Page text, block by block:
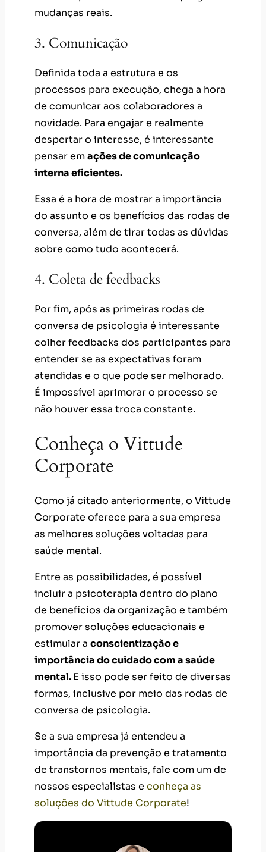
mudanças reais.
3. Comunicação
Definida toda a estrutura e os
processos para execução, chega a hora
de comunicar aos colaboradores a
novidade. Para engajar e realmente
despertar o interesse, é interessante
pensar emações de comunicação
interna eficientes.
Essa é a hora de mostrar a importância
do assunto e os benefícios das rodas de
conversa, além de tirar todas as dúvidas
sobre como tudo acontecerá.
4. Coleta de feedbacks
Por fim, após as primeiras rodas de
conversa de psicologia é interessante
colher feedbacks dos participantes para
entender se as expectativas foram
atendidas e o que pode ser melhorado.
É impossível aprimorar o processo se
não houver essa troca constante.
Conheça o Vittude
Corporate
Como já citado anteriormente, o Vittude
Corporate oferece para a sua empresa
as melhores soluções voltadas para
saúde mental.
Entre as possibilidades, é possível
incluir a psicoterapia dentro do plano
de benefícios da organização e também
promover soluções educacionais e
estimular a conscientização e
importância do cuidado com a saúde
mental.E isso pode ser feito de diversas
formas, inclusive por meio das rodas de
conversa de psicologia.
Se a sua empresa já entendeu a
importância da prevenção e tratamento
de transtornos mentais, fale com um de
nossos especialistas e conheça as
soluções do Vittude Corporate!